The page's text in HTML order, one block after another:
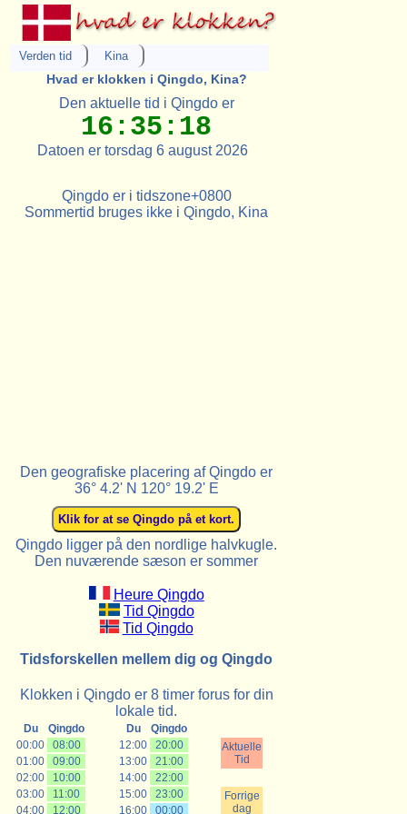
Verden tid Kina
Hvad er klokken i Qingdo, Kina?
Den aktuelle tid i Qingdo er
16:35:18
Datoen er torsdag 6 august 2026
Qingdo er i tidszone+0800
Sommertid bruges ikke i Qingdo, Kina
Den geografiske placering af Qingdo er
36° 4.2' N 120° 19.2' E
Qingdo ligger på den nordlige halvkugle.
Den nuværende sæson er sommer
Heure Qingdo
Tid Qingdo
Tid Qingdo
Tidsforskellen mellem dig og Qingdo
Klokken i Qingdo er 8 timer forus for din
lokale tid.
Du Qingdo Du
Qingdo
00:00
08:00 12:00 20:00
Aktuelle
Tid
01:00 09:00 13:00
21:00
02:00
10:00 14:00
22:00
03:00
11:00 15:00 23:00
Forrige
dag
04:00 12:00 16:00 00:00